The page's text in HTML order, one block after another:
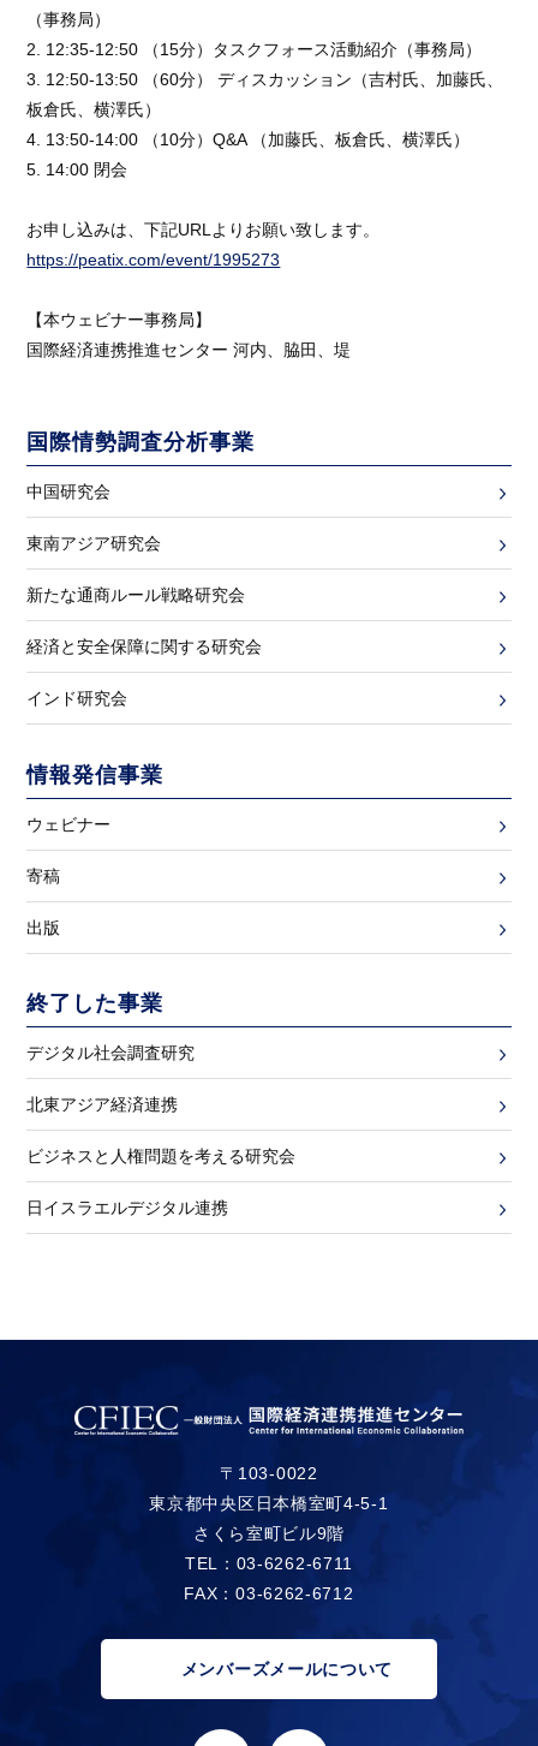
（事務局）
2. 12:35-12:50 （15分）タスクフォース活動紹介（事務局）
3. 12:50-13:50 （60分） ディスカッション（吉村氏、加藤氏、
板倉氏、横澤氏）
4. 13:50-14:00 （10分）Q&A （加藤氏、板倉氏、横澤氏）
5. 14:00 閉会
お申し込みは、下記URLよりお願い致します。
https://peatix.com/event/1995273
【本ウェビナー事務局】
国際経済連携推進センター 河内、脇田、堤
国際情勢調査分析事業
中国研究会
東南アジア研究会
新たな通商ルール戦略研究会
経済と安全保障に関する研究会
インド研究会
情報発信事業
ウェビナー
寄稿
出版
終了した事業
デジタル社会調査研究
北東アジア経済連携
ビジネスと人権問題を考える研究会
日イスラエルデジタル連携
〒103-0022
東京都中央区日本橋室町4-5-1
さくら室町ビル9階
TEL：03-6262-6711
FAX：03-6262-6712
メンバーズメールについて